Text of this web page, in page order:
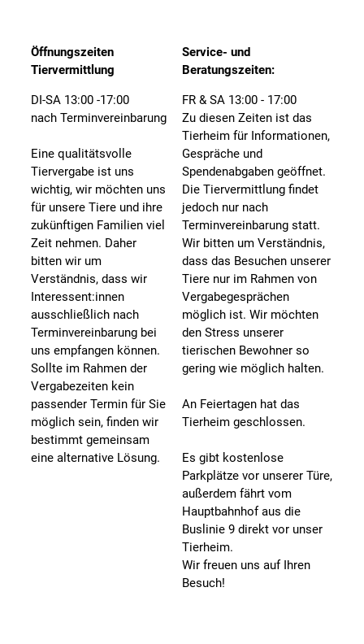
Öffnungszeiten
Tiervermittlung
DI-SA 13:00 -17:00
nach Terminvereinbarung
Eine qualitätsvolle
Tiervergabe ist uns
wichtig, wir möchten uns
für unsere Tiere und ihre
zukünftigen Familien viel
Zeit nehmen. Daher
bitten wir um
Verständnis, dass wir
Interessent:innen
ausschließlich nach
Terminvereinbarung bei
uns empfangen können.
Sollte im Rahmen der
Vergabezeiten kein
passender Termin für Sie
möglich sein, finden wir
bestimmt gemeinsam
eine alternative Lösung.
Service- und
Beratungszeiten:
FR & SA 13:00 - 17:00
Zu diesen Zeiten ist das
Tierheim für Informationen,
Gespräche und
Spendenabgaben geöffnet.
Die Tiervermittlung findet
jedoch nur nach
Terminvereinbarung statt.
Wir bitten um Verständnis,
dass das Besuchen unserer
Tiere nur im Rahmen von
Vergabegesprächen
möglich ist. Wir möchten
den Stress unserer
tierischen Bewohner so
gering wie möglich halten.
An Feiertagen hat das
Tierheim geschlossen.
Es gibt kostenlose
Parkplätze vor unserer Türe,
außerdem fährt vom
Hauptbahnhof aus die
Buslinie 9 direkt vor unser
Tierheim.
Wir freuen uns auf Ihren
Besuch!